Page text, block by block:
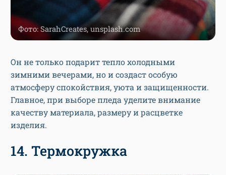
Фото: SarahCreates, unsplash.com
Он не только подарит тепло холодными
зимними вечерами, но и создаст особую
атмосферу спокойствия, уюта и защищенности.
Главное, при выборе пледа уделите внимание
качеству материала, размеру и расцветке
изделия.
14. Термокружка